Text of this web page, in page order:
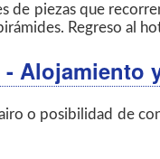
de piezas que
Regreso al
Alojamiento
o posibilidad de